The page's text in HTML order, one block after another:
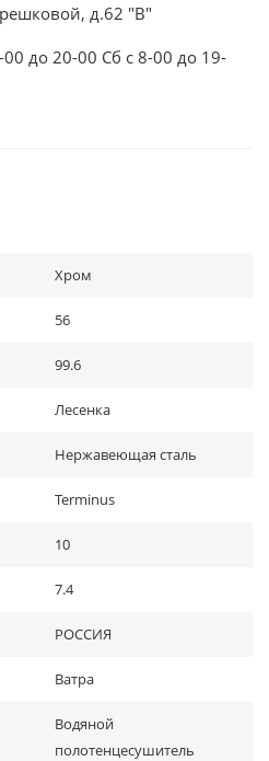
д.62 "В"
до 20-00 Сб с 8-00 до 19-
Хром
56
99.6
Лесенка
Нержавеющая сталь
Terminus
10
7.4
РОССИЯ
Ватра
Водяной
полотенцесушитель